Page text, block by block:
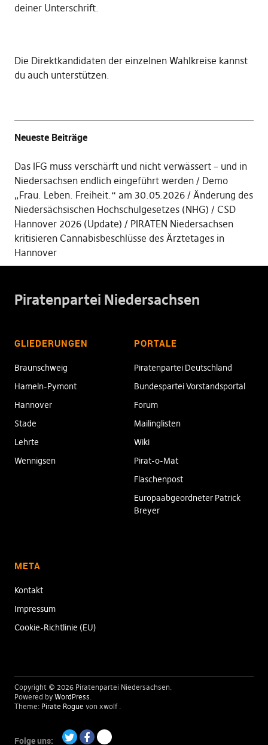
deiner Unterschrift.
Die Direktkandidaten der einzelnen Wahlkreise kannst
du auch unterstützen.
Neueste Beiträge
Das IFG muss verschärft und nicht verwässert – und in
Niedersachsen endlich eingeführt werden
Demo
„Frau. Leben. Freiheit.“ am 30.05.2026
Änderung des
Niedersächsischen Hochschulgesetzes (NHG)
CSD
Hannover 2026 (Update)
PIRATEN Niedersachsen
kritisieren Cannabisbeschlüsse des Ärztetages in
Hannover
Piratenpartei Niedersachsen
GLIEDERUNGEN
Braunschweig
Hameln-Pymont
Hannover
Stade
Lehrte
Wennigsen
PORTALE
Piratenpartei Deutschland
Bundespartei Vorstandsportal
Forum
Mailinglisten
Wiki
Pirat-o-Mat
Flaschenpost
Europaabgeordneter Patrick
Breyer
META
Kontakt
Impressum
Cookie-Richtlinie (EU)
Copyright © 2026 Piratenpartei Niedersachsen
Powered by WordPress
Theme: Pirate Rogue von xwolf
Folge uns: